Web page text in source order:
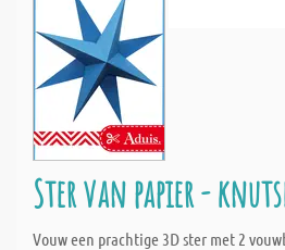
Ster van papier -
Vouw een prachtige 3D ster met 2